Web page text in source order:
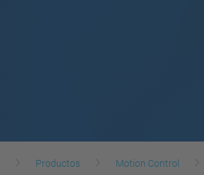
Productos Motion Control